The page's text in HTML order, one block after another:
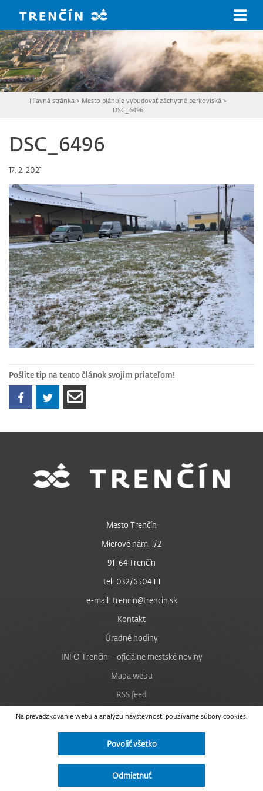
Hlavná stránka > Mesto plánuje vybudovať záchytné parkoviská >
DSC_6496
DSC_6496
17. 2. 2021
Pošlite tip na tento článok svojim priateľom!
Na prevádzkovanie webu a analýzu návštevnosti používame súbory cookies.
Povoliť všetko
Odmietnuť
Mesto Trenčín
Mierové nám. 1/2
911 64 Trenčín
tel: 032/6504 111
e-mail: trencin@trencin.sk
Kontakt
Úradné hodiny
INFO Trenčín – oficiálne mestské noviny
Mapa webu
RSS feed
Nastavenie cookies
Facebook
Instagram
Vyhlásenie o prístupnosti